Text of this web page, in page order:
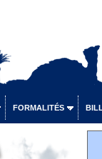
FORMALITÉS